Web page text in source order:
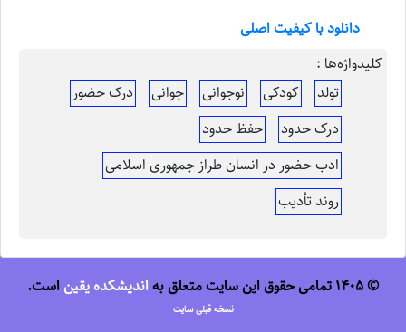
دانلود با کیفیت اصلی
کلیدواژه‌ها :
تولد
کودکی نوجوانی جوانی
درک حضور
درک حدود
حفظ حدود
ادب حضور در انسان طراز جمهوری اسلامی
روند تأدیب
© 1405 تمامی حقوق این سایت متعلق به اندیشکده یقین است.
نسخه قبلی سایت